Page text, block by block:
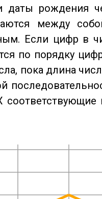
даты рождения
между
Если цифр в
по порядку
пока длина